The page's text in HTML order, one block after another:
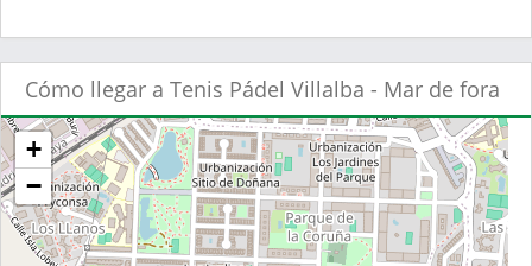
Cómo llegar a Tenis Pádel Villalba - Mar de fora
+
−